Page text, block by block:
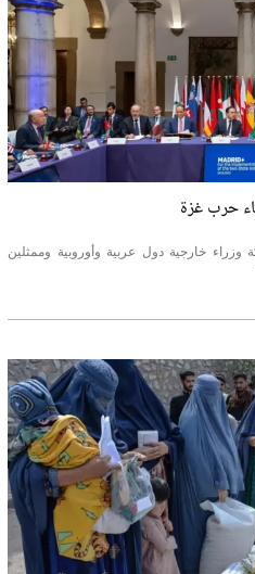
حرب غزة
خارجية دول عربية وأوروبية وممثلين